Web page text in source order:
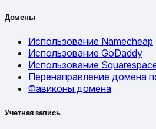
Домены
Использование Namecheap
Использование GoDaddy
Использование
Перенаправление домена
Фавиконы домена
Учетная запись